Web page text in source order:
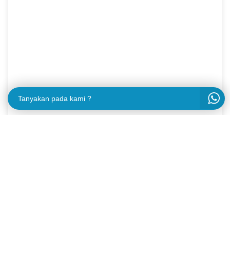
Tanyakan pada kami ?